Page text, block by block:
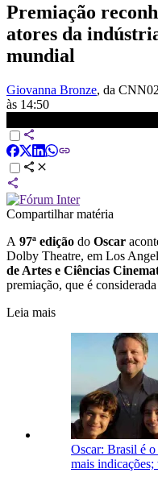
Premiação
atores da
mundial
Giovanna Bronze, da CNN
às 14:50
Compartilhar matéria
A 97ª edição do Oscar
Dolby Theatre, em Los
de Artes e Ciências
premiação, que é
Leia mais
Oscar: Brasil é
mais indicações;